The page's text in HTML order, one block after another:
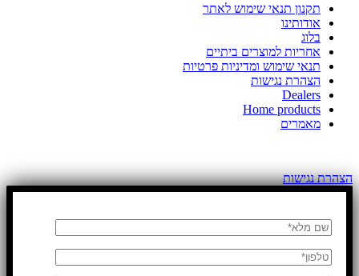
תקנון תנאי שימוש לאתר
אודותינו
בלוג
אחריות למוצרים ביתיים
תנאי שימוש ומדיניות פרטיות
הצהרת נגישות
Dealers
Home products
מאמרים
הצהרת נגישות